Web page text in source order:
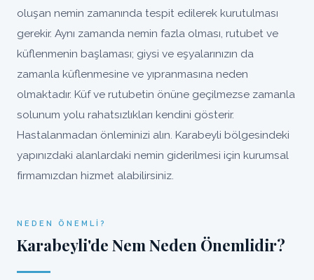
oluşan nemin zamanında tespit edilerek kurutulması
gerekir. Aynı zamanda nemin fazla olması, rutubet ve
küflenmenin başlaması; giysi ve eşyalarınızın da
zamanla küflenmesine ve yıpranmasına neden
olmaktadır. Küf ve rutubetin önüne geçilmezse zamanla
solunum yolu rahatsızlıkları kendini gösterir.
Hastalanmadan önleminizi alın. Karabeyli bölgesindeki
yapınızdaki alanlardaki nemin giderilmesi için kurumsal
firmamızdan hizmet alabilirsiniz.
NEDEN ÖNEMLI?
Karabeyli'de Nem Neden Önemlidir?